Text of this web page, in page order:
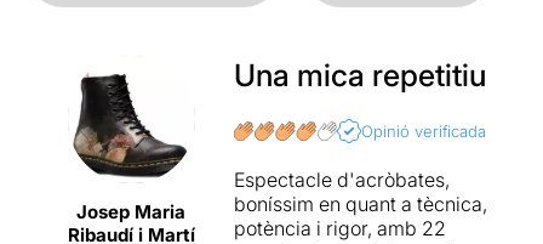
Josep Maria
Ribaudí i Martí
Una mica repetitiu
Opinió verificada
Espectacle d'acròbates,
boníssim en quant a tècnica,
potència i rigor, amb 22